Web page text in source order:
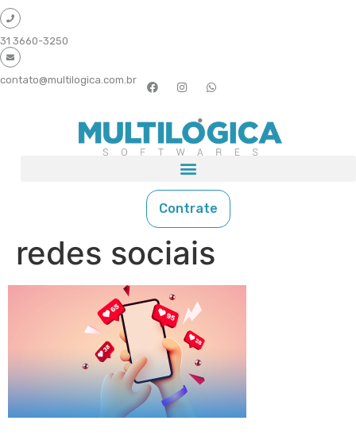
31 3660-3250
contato@multilogica.com.br
Contrate
redes sociais